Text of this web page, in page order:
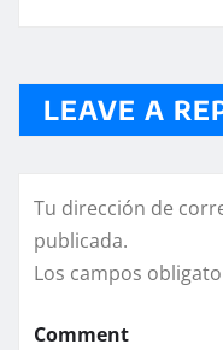
LEAVE A
Tu dirección de
publicada.
Los campos
Comment